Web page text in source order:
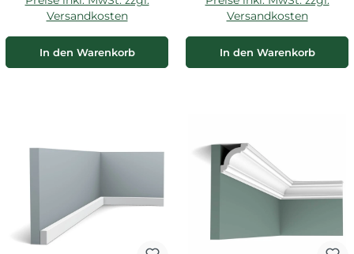
Versandkosten
In den Warenkorb
Versandkosten
In den Warenkorb